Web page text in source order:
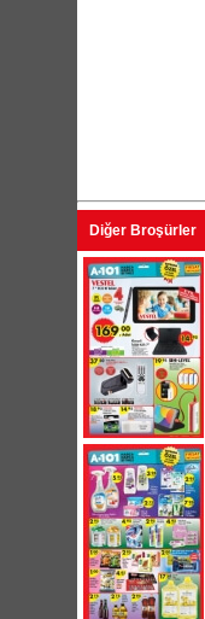
Diğer Broşürler